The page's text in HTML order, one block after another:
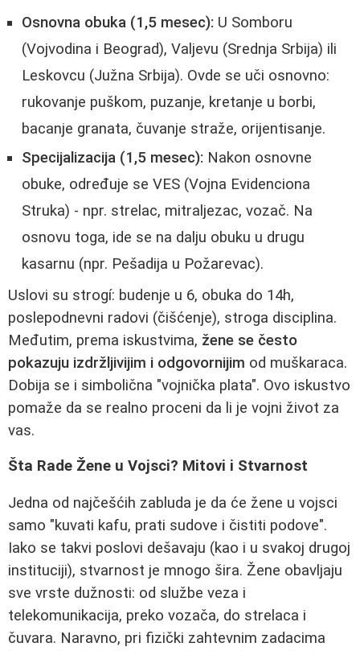
Osnovna obuka (1,5 mesec): U Somboru
(Vojvodina i Beograd), Valjevu (Srednja Srbija) ili
Leskovcu (Južna Srbija). Ovde se uči osnovno:
rukovanje puškom, puzanje, kretanje u borbi,
bacanje granata, čuvanje straže, orijentisanje.
Specijalizacija (1,5 mesec): Nakon osnovne
obuke, određuje se VES (Vojna Evidenciona
Struka) - npr. strelac, mitraljezac, vozač. Na
osnovu toga, ide se na dalju obuku u drugu
kasarnu (npr. Pešadija u Požarevac).
Uslovi su strogí: budenje u 6, obuka do 14h,
poslepodnevni radovi (čišćenje), stroga disciplina.
Međutim, prema iskustvima, žene se često
pokazuju izdržljivijim i odgovornijim od muškaraca.
Dobija se i simbolična "vojnička plata". Ovo iskustvo
pomaže da se realno proceni da li je vojni život za
vas.
Šta Rade Žene u Vojsci? Mitovi i Stvarnost
Jedna od najčešćih zabluda je da će žene u vojsci
samo "kuvati kafu, prati sudove i čistiti podove".
Iako se takvi poslovi dešavaju (kao i u svakoj drugoj
instituciji), stvarnost je mnogo šira. Žene obavljaju
sve vrste dužnosti: od službe veza i
telekomunikacija, preko vozača, do strelaca i
čuvara. Naravno, pri fizički zahtevnim zadacima